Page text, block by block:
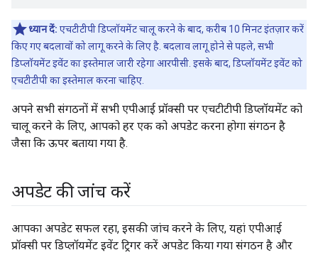
ध्यान दें: एचटीटीपी डिप्लॉयमेंट चालू करने के बाद, करीब 10 मिनट इंतज़ार करें
किए गए बदलावों को लागू करने के लिए है. बदलाव लागू होने से पहले, सभी
डिप्लॉयमेंट इवेंट का इस्तेमाल जारी रहेगा आरपीसी. इसके बाद, डिप्लॉयमेंट इवेंट को
एचटीटीपी का इस्तेमाल करना चाहिए.
अपने सभी संगठनों में सभी एपीआई प्रॉक्सी पर एचटीटीपी डिप्लॉयमेंट को
चालू करने के लिए, आपको हर एक को अपडेट करना होगा संगठन है
जैसा कि ऊपर बताया गया है.
अपडेट की जांच करें
आपका अपडेट सफल रहा, इसकी जांच करने के लिए, यहां एपीआई
प्रॉक्सी पर डिप्लॉयमेंट इवेंट ट्रिगर करें अपडेट किया गया संगठन है और